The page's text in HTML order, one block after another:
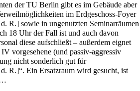
der TU Berlin gibt es im Gebäude aber
im Erdgeschoss-Foyer
R.] sowie in ungenutzten Seminarräumen
18 Uhr der Fall ist und auch davon
diese aufschließt – außerdem eignet
vorgesehene (und passiv-aggressiv
nicht sonderlich gut für
R.]“. Ein Ersatzraum wird gesucht, ist
…